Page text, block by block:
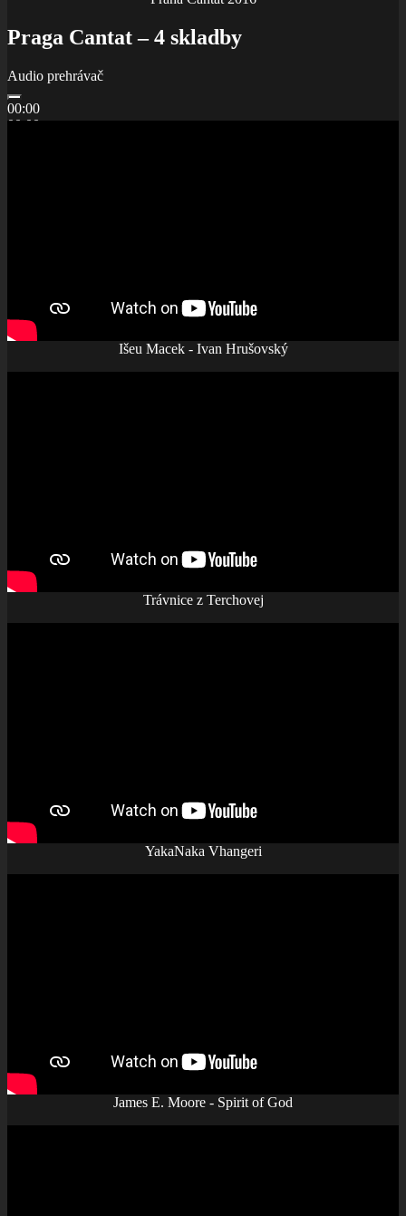
Praga Cantat – 4 skladby
Audio prehrávač
00:00
00:00
Išeu Macek - Ivan Hrušovský
Trávnice z Terchovej
YakaNaka Vhangeri
James E. Moore - Spirit of God